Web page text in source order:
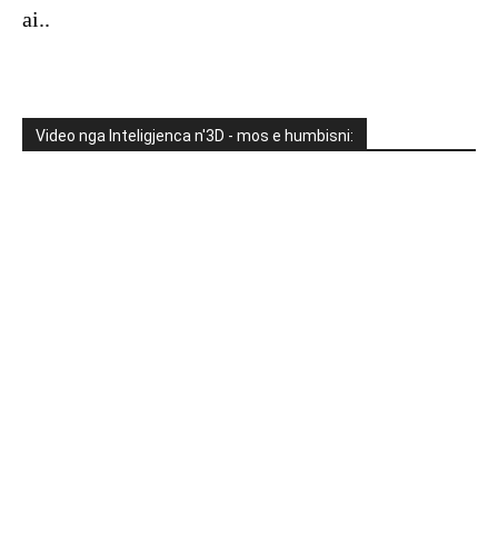
ai..
Video nga Inteligjenca n'3D - mos e humbisni: